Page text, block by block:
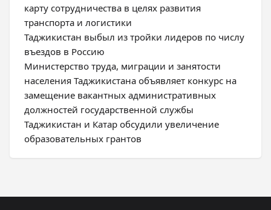
карту сотрудничества в целях развития
транспорта и логистики
Таджикистан выбыл из тройки лидеров по числу
въездов в Россию
Министерство труда, миграции и занятости
населения Таджикистана объявляет конкурс на
замещение вакантных административных
должностей государственной службы
Таджикистан и Катар обсудили увеличение
образовательных грантов